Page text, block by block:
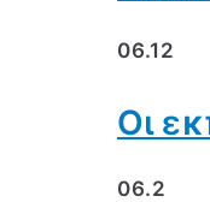
06.12
Οι
06.2